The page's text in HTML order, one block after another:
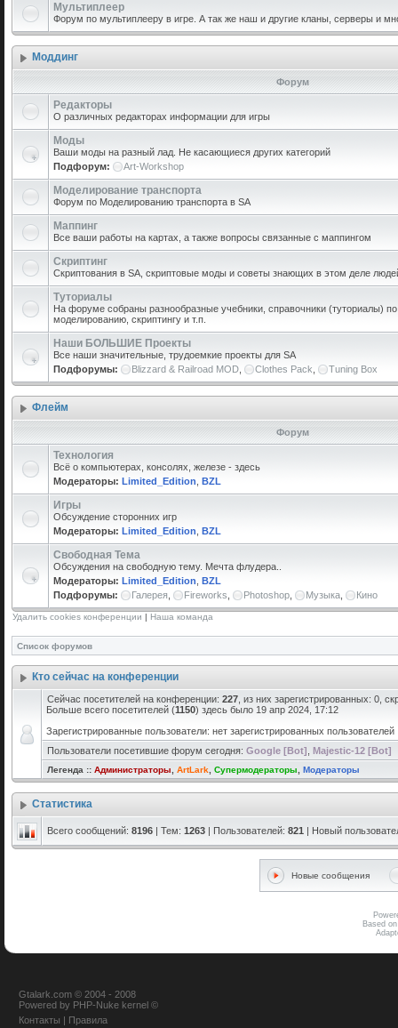
Мультиплеер
Форум по мультиплееру в игре. А так же наш и другие кланы, серверы и
Моддинг
Форум
Редакторы
О различных редакторах информации для игры
Моды
Ваши моды на разный лад. Не касающиеся других категорий
Подфорум:
Art-Workshop
Моделирование транспорта
Форум по Моделированию транспорта в SA
Маппинг
Все ваши работы на картах, а также вопросы связанные с маппингом
Скриптинг
Скриптования в SA, скриптовые моды и советы знающих в этом деле
Туториалы
На форуме собраны разнообразные учебники, справочники (туториалы)
моделированию, скриптингу и т.п.
Наши БОЛЬШИЕ Проекты
Все наши значительные, трудоемкие проекты для SA
Подфорумы:
Blizzard & Railroad MOD Clothes Pack Tuning Box
Флейм
Форум
Технология
Всё о компьютерах, консолях, железе - здесь
Модераторы: Limited_Edition BZL
Игры
Обсуждение сторонних игр
Модераторы: Limited_Edition BZL
Свободная Тема
Обсуждения на свободную тему. Мечта флудера..
Модераторы: Limited_Edition BZL
Подфорумы:
Галерея Fireworks Photoshop Музыка Кино
Удалить cookies конференции | Наша команда
Список форумов
Кто сейчас на конференции
Сейчас посетителей на конференции: 227 , из них зарегистрированных: 0,
Больше всего посетителей (1150) здесь было 19 апр 2024, 17:12
Зарегистрированные пользователи: нет зарегистрированных пользователей
Пользователи посетившие форум сегодня: Google [Bot] Majestic-12 [Bot]
Легенда :: Администраторы ArtLark Супермодераторы Модераторы
Статистика
Всего сообщений: 8196 | Тем: 1263 | Пользователей: 821 | Новый
Новые сообщения
Based
Gtalark.com © 2004 - 2008
Powered by PHP-Nuke kernel ©
Контакты | Правила